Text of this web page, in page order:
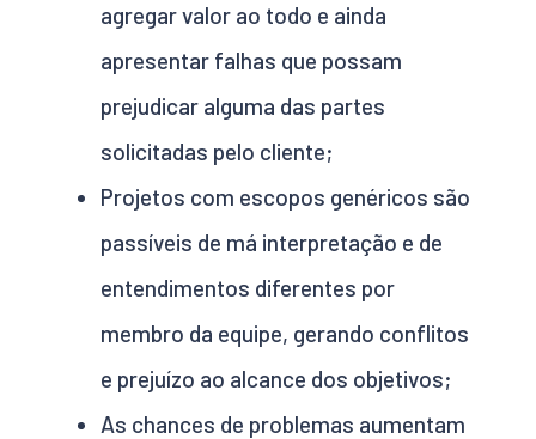
agregar valor ao todo e ainda
apresentar falhas que possam
prejudicar alguma das partes
solicitadas pelo cliente;
Projetos com escopos genéricos são
passíveis de má interpretação e de
entendimentos diferentes por
membro da equipe, gerando conflitos
e prejuízo ao alcance dos objetivos;
As chances de problemas aumentam